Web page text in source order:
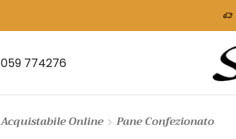
059 774276
Acquistabile Online Pane Confezionato